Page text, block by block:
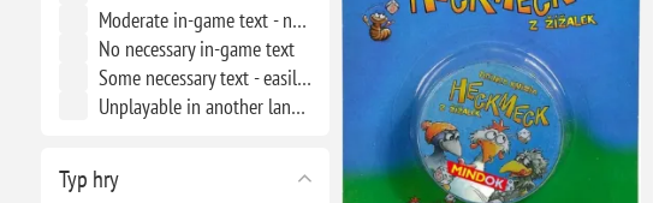
Moderate in-game text - needs crib sheet or paste ups
No necessary in-game text
Some necessary text - easily memorized or small crib sheet
Unplayable in another language
Typ hry